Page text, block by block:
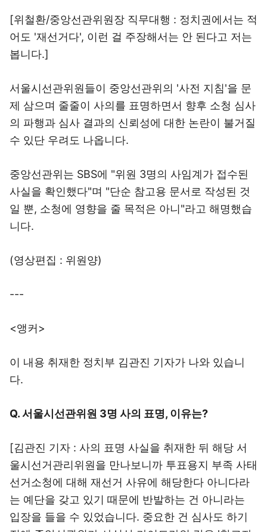
[위철환/중앙선관위원장 직무대행 : 정치권에서는 적
어도 '재선거다', 이런 걸 주장해서는 안 된다고 저는
봅니다.]
서울시선관위원들이 중앙선관위의 '사전 지침'을 문
제 삼으며 줄줄이 사의를 표명하면서 향후 소청 심사
의 파행과 심사 결과의 신뢰성에 대한 논란이 불거질
수 있단 우려도 나옵니다.
중앙선관위는 SBS에 "위원 3명의 사임계가 접수된
사실을 확인했다"며 "단순 참고용 문서로 작성된 것
일 뿐, 소청에 영향을 줄 목적은 아니"라고 해명했습
니다.
(영상편집 : 위원양)
---
<앵커>
이 내용 취재한 정치부 김관진 기자가 나와 있습니
다.
Q. 서울시선관위원 3명 사의 표명, 이유는?
[김관진 기자 : 사의 표명 사실을 취재한 뒤 해당 서
울시선거관리위원을 만나보니까 투표용지 부족 사태
선거소청에 대해 재선거 사유에 해당한다 아니다라
는 예단을 갖고 있기 때문에 반발하는 건 아니라는
입장을 들을 수 있었습니다. 중요한 건 심사도 하기